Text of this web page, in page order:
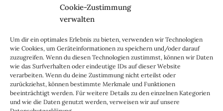
Cookie-Zustimmung
verwalten
Um dir ein optimales Erlebnis zu bieten, verwenden wir Technologien
wie Cookies, um Geräteinformationen zu speichern und/oder darauf
zuzugreifen. Wenn du diesen Technologien zustimmst, können wir Daten
wie das Surfverhalten oder eindeutige IDs auf dieser Website
verarbeiten. Wenn du deine Zustimmung nicht erteilst oder
zurückziehst, können bestimmte Merkmale und Funktionen
beeinträchtigt werden. Für weitere Details zu den einzelnen Kategorien
und wie die Daten genutzt werden, verweisen wir auf unsere
vor, die hochwertig verarbeitet und unter guten
Bedingungen hergestellt wurden – gerne „Made in
Handwerksberufe und kleine feine Firmen, denen wir
hier auf dem Blog eine Präsentationsfläche bieten, sowie
alle Dinge, die das Leben ein bisschen schöner machen.
Darüber hinaus legen wir großen Wert auf den
Austausch mit Euch, den Leserinnen – über die
Kommentarfunktion, dieLady-Frage, dieLove-List